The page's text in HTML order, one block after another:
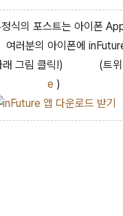
식의 포스트는 아이폰
여러분의 아이폰에
그림 클릭!)
(트위
e )